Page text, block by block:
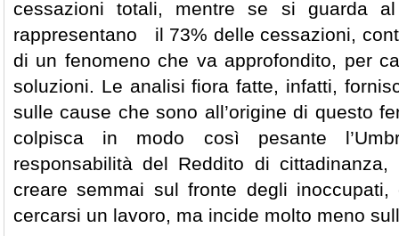
cessazioni totali, mentre se si guarda
rappresentano il 73% delle cessazioni,
di un fenomeno che va approfondito, per
soluzioni. Le analisi fiora fatte, infatti,
sulle cause che sono all’origine di questo
colpisca in modo così pesante
responsabilità del Reddito di
creare semmai sul fronte degli
cercarsi un lavoro, ma incide molto meno